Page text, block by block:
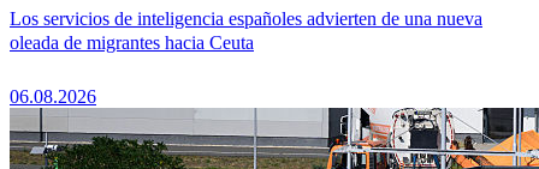
Los servicios de inteligencia españoles advierten de una nueva
oleada de migrantes hacia Ceuta
06.08.2026